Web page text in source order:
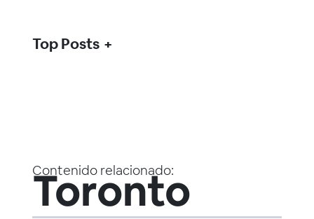
Contenido relacionado:
Toronto
Top Posts